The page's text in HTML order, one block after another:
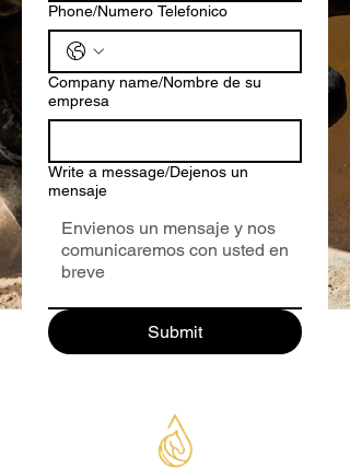
Phone/Numero Telefonico
Company name/Nombre de su
empresa
Write a message/Dejenos un
mensaje
Submit